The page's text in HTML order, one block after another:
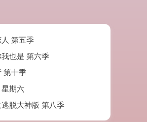
第五季
也是 第六季
第十季
期六
脱大神版 第八季